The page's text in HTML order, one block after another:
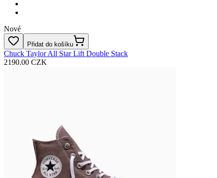
Nové
Přidat do košíku
Chuck Taylor All Star Lift Double Stack
2190.00 CZK